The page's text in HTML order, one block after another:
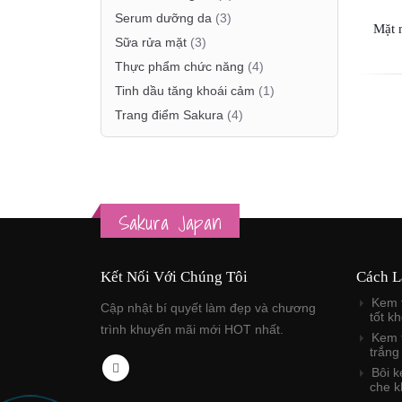
Mặt
Serum dưỡng da (3)
Sữa rửa mặt (3)
Thực phẩm chức năng (4)
Tinh dầu tăng khoái cảm (1)
Trang điểm Sakura (4)
Sakura Japan
Kết Nối Với Chúng Tôi
Cập nhật bí quyết làm đẹp và chương
trình khuyến mãi mới HOT nhất.
Cách
Kem
tốt
Kem
trắng
Bôi
che